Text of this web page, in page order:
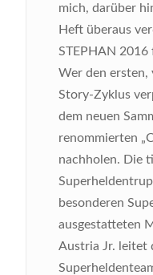
mich, darüber
Heft überaus
STEPHAN
Wer den ersten,
Story-Zyklus
dem neuen
renommierten
nachholen. Die
besonderen
ausgestatteten
Austria Jr. leitet